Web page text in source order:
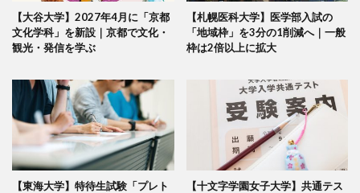
【大谷大学】2027年4月に「京都
文化学科」を新設｜京都で文化・
観光・発信を学ぶ
【札幌医科大学】医学部入試の
「地域枠」を3分の1削減へ｜一般
枠は2倍以上に拡大
【東海大学】特待生試験「プレト
【十文字学園女子大学】共通テス